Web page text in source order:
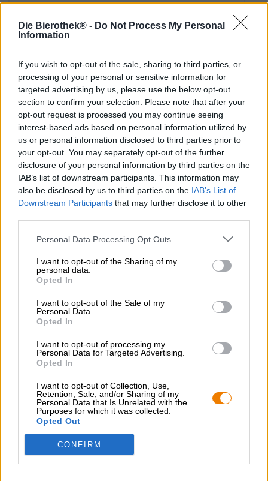
Die Bierothek® - Do Not Process My Personal
Information
If you wish to opt-out of the sale, sharing to third parties, or
processing of your personal or sensitive information for
targeted advertising by us, please use the below opt-out
section to confirm your selection. Please note that after your
opt-out request is processed you may continue seeing
interest-based ads based on personal information utilized by
us or personal information disclosed to third parties prior to
your opt-out. You may separately opt-out of the further
disclosure of your personal information by third parties on the
IAB’s list of downstream participants. This information may
also be disclosed by us to third parties on the IAB’s List of
Downstream Participants that may further disclose it to other
Personal Data Processing Opt Outs
I want to opt-out of the Sharing of my
personal data.
Opted In
I want to opt-out of the Sale of my
Personal Data.
Opted In
I want to opt-out of processing my
Personal Data for Targeted Advertising.
Opted In
I want to opt-out of Collection, Use,
Retention, Sale, and/or Sharing of my
Personal Data that Is Unrelated with the
Purposes for which it was collected.
Opted Out
CONFIRM
Birre acide | Birra multicereali | Birre alla frutta, alle erbe e alle spezie
summer crush
Espiga
€ 5,39
EINWEG
0,33 L POTERE - € 16,33 / LTR
Esaurito
bierdeckel